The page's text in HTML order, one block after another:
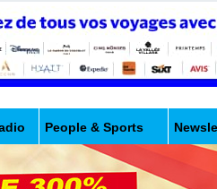
People & Sports